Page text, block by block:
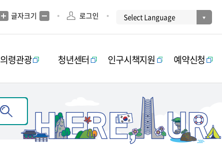
글자크기 로그인
의령관광 청년센터 인구시책지원 예약신청